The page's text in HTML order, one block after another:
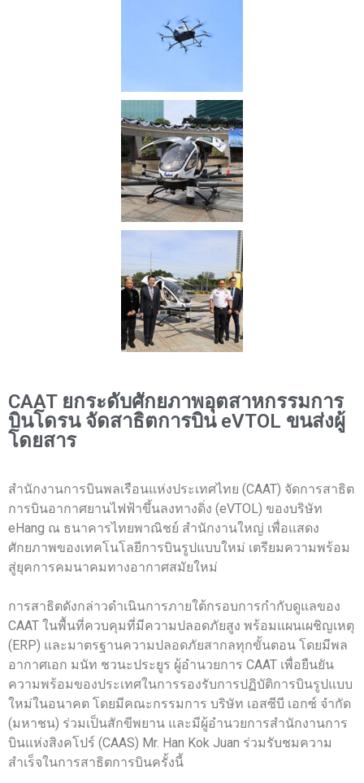
CAAT ยกระดับศักยภาพอุตสาหกรรมการ
บินโดรน จัดสาธิตการบิน eVTOL ขนส่งผู้
โดยสาร
สำนักงานการบินพลเรือนแห่งประเทศไทย (CAAT) จัดการสาธิต
การบินอากาศยานไฟฟ้าขึ้นลงทางดิ่ง (eVTOL) ของบริษัท
eHang ณ ธนาคารไทยพาณิชย์ สำนักงานใหญ่ เพื่อแสดง
ศักยภาพของเทคโนโลยีการบินรูปแบบใหม่ เตรียมความพร้อม
สู่ยุคการคมนาคมทางอากาศสมัยใหม่
การสาธิตดังกล่าวดำเนินการภายใต้กรอบการกำกับดูแลของ
CAAT ในพื้นที่ควบคุมที่มีความปลอดภัยสูง พร้อมแผนเผชิญเหตุ
(ERP) และมาตรฐานความปลอดภัยสากลทุกขั้นตอน โดยมีพล
อากาศเอก มนัท ชวนะประยูร ผู้อำนวยการ CAAT เพื่อยืนยัน
ความพร้อมของประเทศในการรองรับการปฏิบัติการบินรูปแบบ
ใหม่ในอนาคต โดยมีคณะกรรมการ บริษัท เอสซีบี เอกซ์ จำกัด
(มหาชน) ร่วมเป็นสักขีพยาน และมีผู้อำนวยการสำนักงานการ
บินแห่งสิงคโปร์ (CAAS) Mr. Han Kok Juan ร่วมรับชมความ
สำเร็จในการสาธิตการบินครั้งนี้